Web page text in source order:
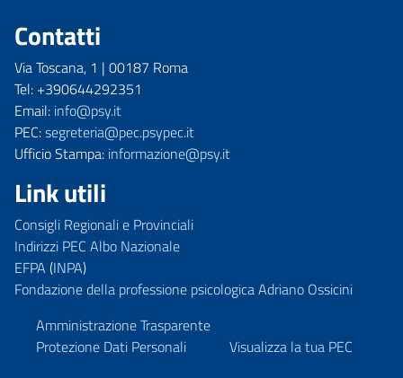
Contatti
Via Toscana, 1 | 00187 Roma
Tel: +390644292351
Email: info@psy.it
PEC:segreteria@pec.psypec.it
Ufficio Stampa: informazione@psy.it
Link utili
Consigli Regionali e Provinciali
Indirizzi PEC Albo Nazionale
EFPA (INPA)
Fondazione della professione psicologica Adriano Ossicini
Amministrazione Trasparente
Protezione Dati Personali
Visualizza la tua PEC